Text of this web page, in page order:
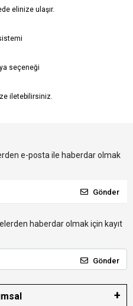
elinize ulaşır.
seçeneği
iletebilirsiniz.
e-posta ile haberdar olmak
Gönder
haberdar olmak için kayıt
Gönder